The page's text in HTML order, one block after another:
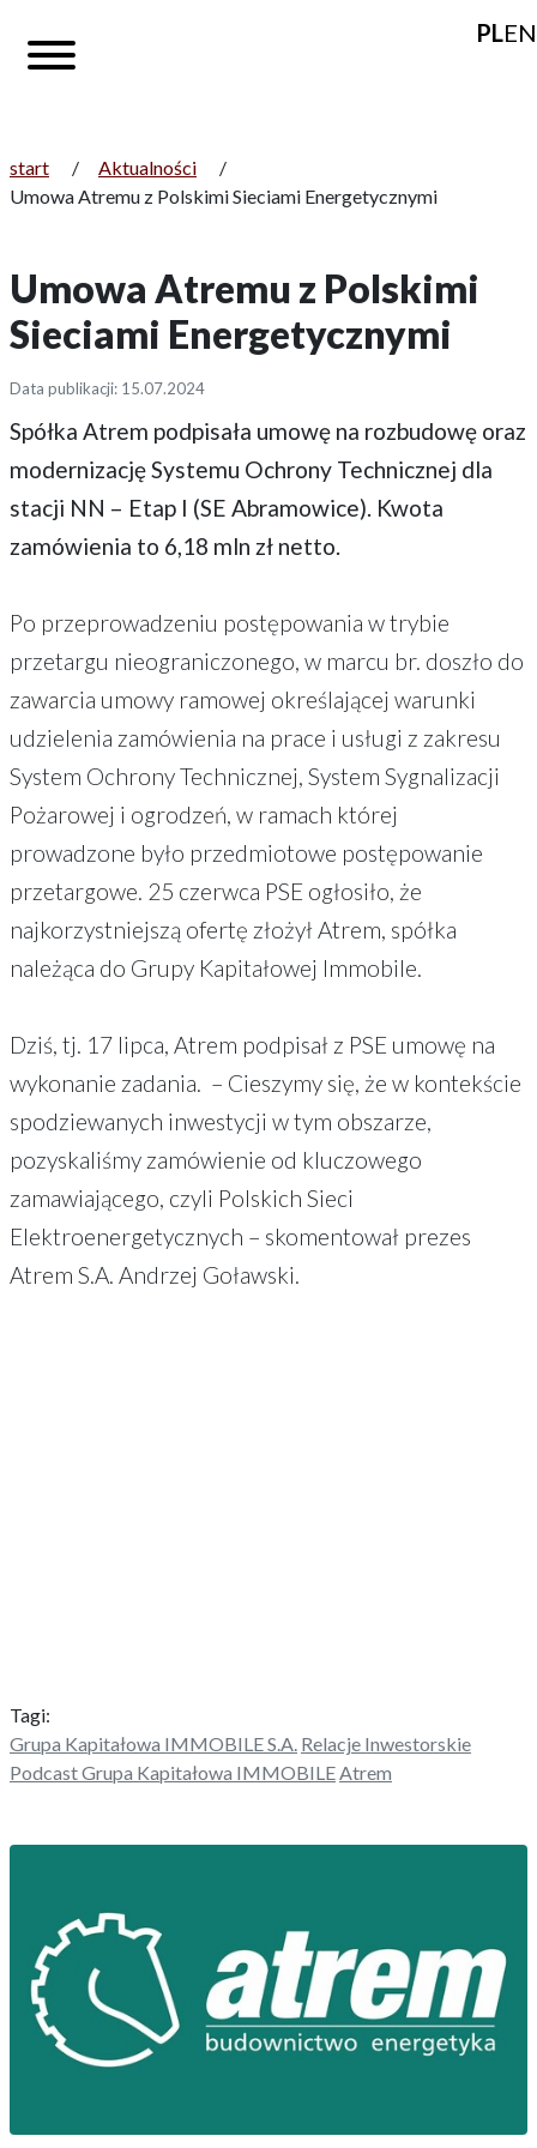
PLEN
start / Aktualności
/
Umowa Atremu z Polskimi Sieciami Energetycznymi
Umowa Atremu z Polskimi
Sieciami Energetycznymi
Data publikacji: 15.07.2024
Spółka Atrem podpisała umowę na rozbudowę oraz
modernizację Systemu Ochrony Technicznej dla
stacji NN – Etap I (SE Abramowice). Kwota
zamówienia to 6,18 mln zł netto.
Po przeprowadzeniu postępowania w trybie
przetargu nieograniczonego, w marcu br. doszło do
zawarcia umowy ramowej określającej warunki
udzielenia zamówienia na prace i usługi z zakresu
System Ochrony Technicznej, System Sygnalizacji
Pożarowej i ogrodzeń, w ramach której
prowadzone było przedmiotowe postępowanie
przetargowe. 25 czerwca PSE ogłosiło, że
najkorzystniejszą ofertę złożył Atrem, spółka
należąca do Grupy Kapitałowej Immobile.
Dziś, tj. 17 lipca, Atrem podpisał z PSE umowę na
wykonanie zadania. – Cieszymy się, że w kontekście
spodziewanych inwestycji w tym obszarze,
pozyskaliśmy zamówienie od kluczowego
zamawiającego, czyli Polskich Sieci
Elektroenergetycznych – skomentował prezes
Atrem S.A. Andrzej Goławski.
Tagi:
Grupa Kapitałowa IMMOBILE S.A. Relacje Inwestorskie
Podcast Grupa Kapitałowa IMMOBILE Atrem